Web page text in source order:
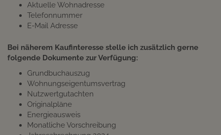
Aktuelle Wohnadresse
Telefonnummer
E-Mail Adresse
Bei näherem Kaufinteresse stelle ich zusätzlich gerne
folgende Dokumente zur Verfügung:
Grundbuchauszug
Wohnungseigentumsvertrag
Nutzwertgutachten
Originalpläne
Energieausweis
Monatliche Vorschreibung